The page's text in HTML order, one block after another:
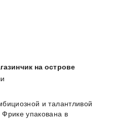
на острове
и талантливой
Фрике упакована в